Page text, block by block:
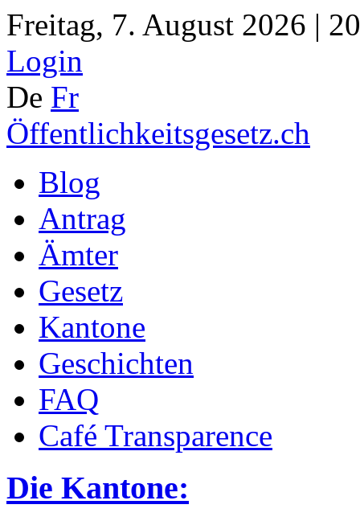
Freitag, 7. August 2026 |
Login
De Fr
Öffentlichkeitsgesetz.ch
Blog
Antrag
Ämter
Gesetz
Kantone
Geschichten
FAQ
Café Transparence
Die Kantone: